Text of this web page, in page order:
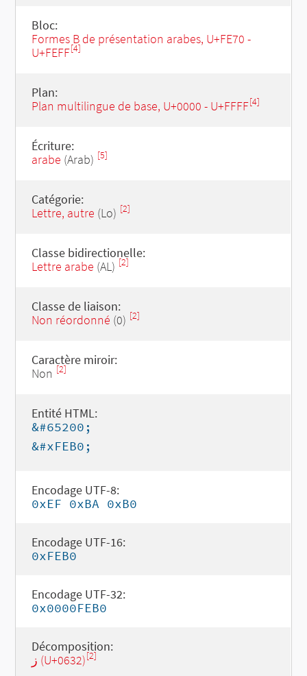
Bloc:
Formes B de présentation arabes, U+FE70 -
U+FEFF[4]
Plan:
Plan multilingue de base, U+0000 - U+FFFF[4]
Écriture:
arabe (Arab) [5]
Catégorie:
Lettre, autre (Lo) [2]
Classe bidirectionelle:
Lettre arabe (AL) [2]
Classe de liaison:
Non réordonné (0) [2]
Caractère miroir:
Non [2]
Entité HTML:
&#65200;
&#xFEB0;
Encodage UTF-8:
0xEF 0xBA 0xB0
Encodage UTF-16:
0xFEB0
Encodage UTF-32:
0x0000FEB0
Décomposition:
ز (U+0632)[2]